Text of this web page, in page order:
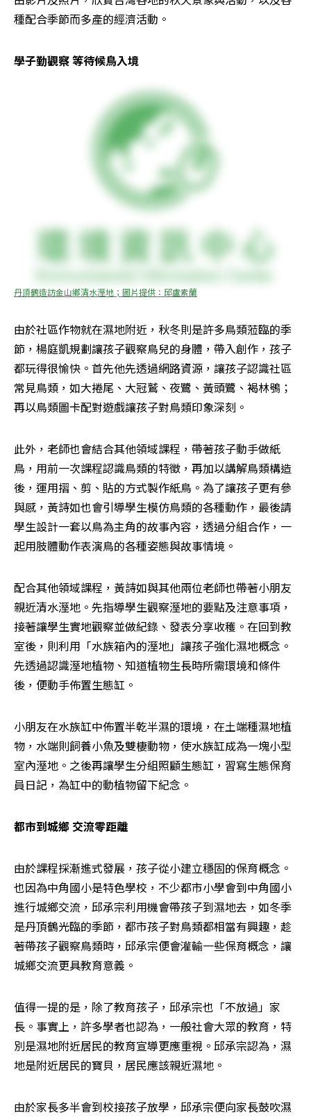
種配合季節而多產的經濟活動。
學子勤觀察 等待候鳥入境
丹頂鶴造訪金山鄉清水溼地；圖片提供：邱盧素蘭
由於社區作物就在濕地附近，秋冬則是許多鳥類蒞臨的季
節，楊庭凱規劃讓孩子觀察鳥兒的身體，帶入創作，孩子
都玩得很愉快。首先他先透過網路資源，讓孩子認識社區
常見鳥類，如大捲尾、大冠鷲、夜鷺、黃頭鷺、褐林鴞；
再以鳥類圖卡配對遊戲讓孩子對鳥類印象深刻。
此外，老師也會結合其他領域課程，帶著孩子動手做紙
鳥，用前一次課程認識鳥類的特徵，再加以講解鳥類構造
後，運用摺、剪、貼的方式製作紙鳥。為了讓孩子更有參
與感，黃詩如也會引導學生模仿鳥類的各種動作，最後請
學生設計一套以鳥為主角的故事內容，透過分組合作，一
起用肢體動作表演鳥的各種姿態與故事情境。
配合其他領域課程，黃詩如與其他兩位老師也帶著小朋友
親近清水溼地。先指導學生觀察溼地的要點及注意事項，
接著讓學生實地觀察並做紀錄、發表分享收穫。在回到教
室後，則利用「水族箱內的溼地」讓孩子強化濕地概念。
先透過認識溼地植物、知道植物生長時所需環境和條件
後，便動手佈置生態缸。
小朋友在水族缸中佈置半乾半濕的環境，在土端種濕地植
物，水端則飼養小魚及雙棲動物，使水族缸成為一塊小型
室內溼地。之後再讓學生分組照顧生態缸，習寫生態保育
員日記，為缸中的動植物留下紀念。
都市到城鄉 交流零距離
由於課程採漸進式發展，孩子從小建立穩固的保育概念。
也因為中角國小是特色學校，不少都市小學會到中角國小
進行城鄉交流，邱承宗利用機會帶孩子到濕地去，如冬季
是丹頂鶴光臨的季節，都市孩子對鳥類都相當有興趣，趁
著帶孩子觀察鳥類時，邱承宗便會灌輸一些保育概念，讓
城鄉交流更具教育意義。
值得一提的是，除了教育孩子，邱承宗也「不放過」家
長。事實上，許多學者也認為，一般社會大眾的教育，特
別是濕地附近居民的教育宣導更應重視。邱承宗認為，濕
地是附近居民的寶貝，居民應該親近濕地。
由於家長多半會到校接孩子放學，邱承宗便向家長鼓吹濕